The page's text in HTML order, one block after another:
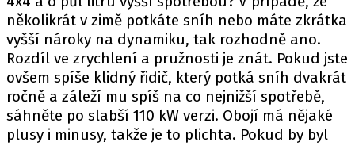
několikrát v zimě potkáte sníh nebo máte zkrátka
vyšší nároky na dynamiku, tak rozhodně ano.
Rozdíl ve zrychlení a pružnosti je znát. Pokud jste
ovšem spíše klidný řidič, který potká sníh dvakrát
ročně a záleží mu spíš na co nejnižší spotřebě,
sáhněte po slabší 110 kW verzi. Obojí má nějaké
plusy i minusy, takže je to plichta. Pokud by byl